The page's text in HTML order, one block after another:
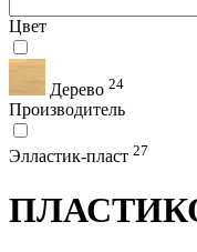
Цвет
Дерево 24
Производитель
Элластик-пласт 27